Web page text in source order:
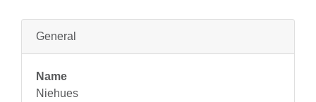
General
Name
Niehues